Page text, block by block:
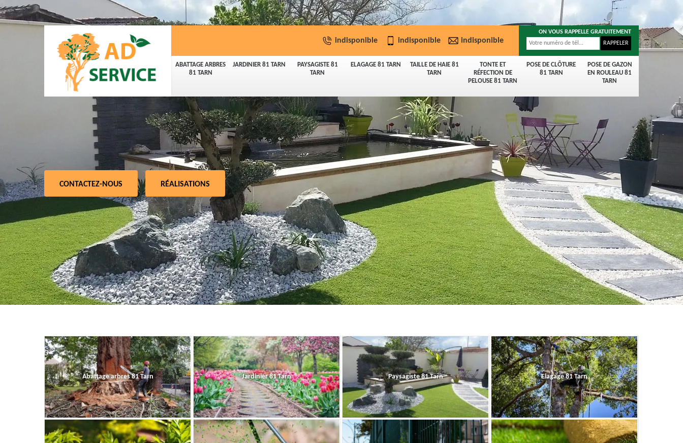
ABATTAGE ARBRES
81 TARN
JARDINIER 81 TARN
PAYSAGISTE 81
TARN
ELAGAGE 81 TARN
TAILLE DE HAIE 81
TARN
TONTE ET
RÉFECTION DE
PELOUSE 81 TARN
POSE DE CLÔTURE
81 TARN
POSE DE GAZON
EN ROULEAU 81
TARN
indisponible indisponible indisponible
ON VOUS RAPPELLE GRATUITEMENT
CONTACTEZ-NOUS RÉALISATIONS
Abattage arbres 81 Tarn Jardinier 81 Tarn Paysagiste 81 Tarn Elagage 81 Tarn